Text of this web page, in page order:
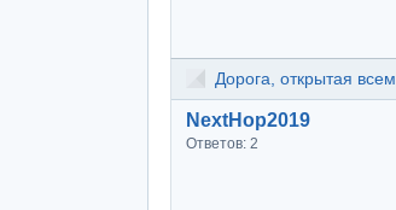
Дорога, открытая всем
NextHop2019
Ответов: 2